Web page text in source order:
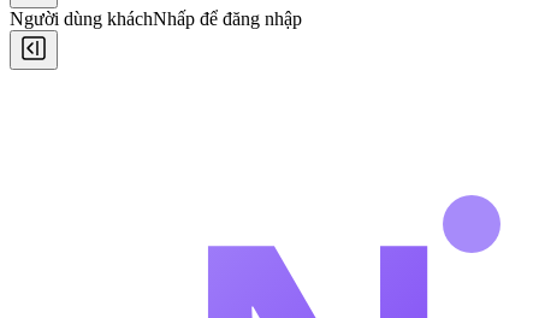
Người dùng kháchNhấp để đăng nhập